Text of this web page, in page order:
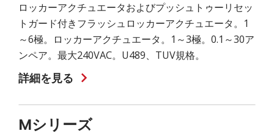
ロッカーアクチュエータおよびプッシュトゥーリセッ
トガード付きフラッシュロッカーアクチュエータ。1
～6極。ロッカーアクチュエータ。1～3極。0.1～30ア
ンペア。最大240VAC。U489、TUV規格。
詳細を見る
Mシリーズ